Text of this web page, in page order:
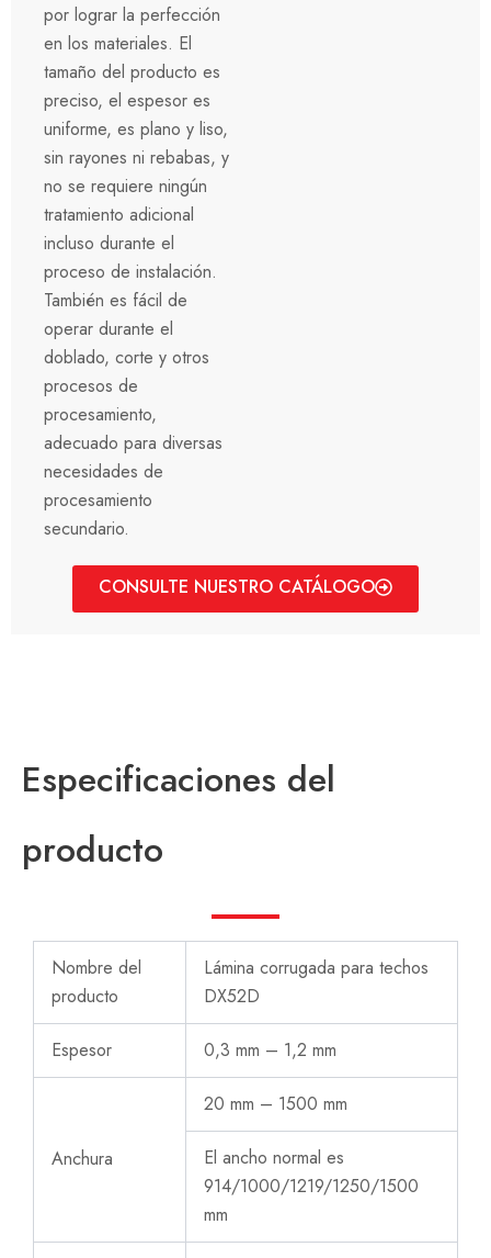
por lograr la perfección
en los materiales. El
tamaño del producto es
preciso, el espesor es
uniforme, es plano y liso,
sin rayones ni rebabas, y
no se requiere ningún
tratamiento adicional
incluso durante el
proceso de instalación.
También es fácil de
operar durante el
doblado, corte y otros
procesos de
procesamiento,
adecuado para diversas
necesidades de
procesamiento
secundario.
CONSULTE NUESTRO CATÁLOGO
Especificaciones del
producto
Nombre del
producto
Lámina corrugada para techos
DX52D
Espesor 0,3 mm – 1,2 mm
Anchura
20 mm – 1500 mm
El ancho normal es
914/1000/1219/1250/1500
mm